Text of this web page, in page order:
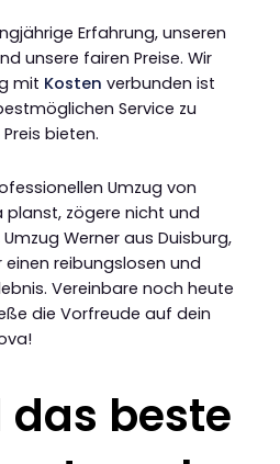
Erfahrung, unseren
unsere fairen Preise. Wir
mit Kosten verbunden ist
Service zu
bieten.
Umzug von
planst, zögere nicht und
Werner aus Duisburg,
reibungslosen und
Vereinbare noch heute
die Vorfreude auf dein
beste